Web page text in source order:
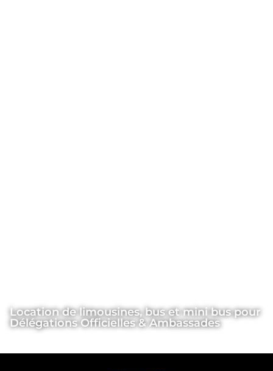
Location de limousines, bus et mini bus pour
Délégations Officielles & Ambassades